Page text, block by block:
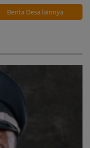
Berita Desa lainnya